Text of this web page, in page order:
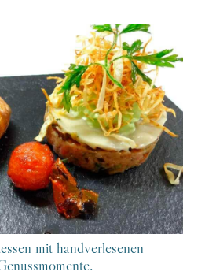
mit handverlesenen